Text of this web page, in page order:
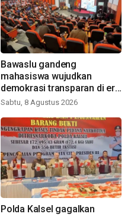
Bawaslu gandeng
mahasiswa wujudkan
demokrasi transparan di era
digital
Sabtu, 8 Agustus 2026
Polda Kalsel gagalkan